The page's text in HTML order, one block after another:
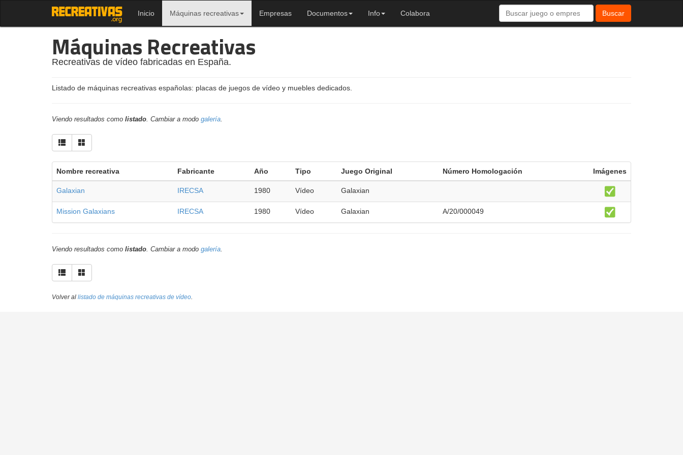
Inicio Máquinas recreativas Empresas Documentos Info Colabora Buscar
Máquinas Recreativas
Recreativas de vídeo fabricadas en España.
Listado de máquinas recreativas españolas: placas de juegos de vídeo y muebles dedicados.
Viendo resultados como listado. Cambiar a modo galería.
Nombre recreativa Fabricante Año Tipo Juego Original Número Homologación Imágenes
Galaxian IRECSA 1980 Vídeo Galaxian
Mission Galaxians IRECSA 1980 Vídeo Galaxian A/20/000049
Viendo resultados como listado. Cambiar a modo galería.
Volver al listado de máquinas recreativas de vídeo.